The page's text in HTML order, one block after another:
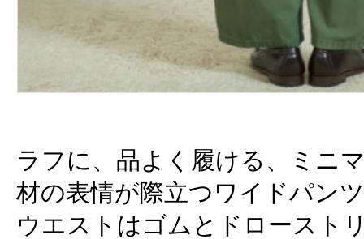
ラフに、品よく履ける、ミニ
材の表情が際立つワイドパン
ウエストはゴムとドロースト